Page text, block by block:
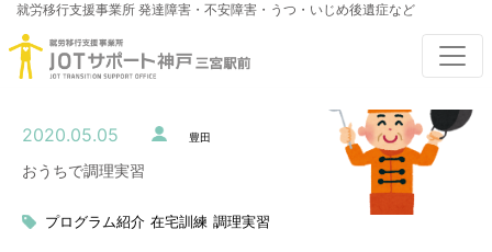
就労移行支援事業所 発達障害・不安障害・うつ・いじめ後遺症など
2020.05.05 豊田
おうちで調理実習
プログラム紹介 在宅訓練 調理実習